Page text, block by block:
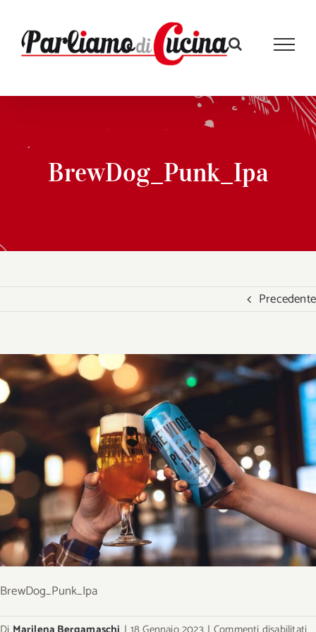
contenuto
BrewDog_Punk_Ipa
Precedente
BrewDog_Punk_Ipa